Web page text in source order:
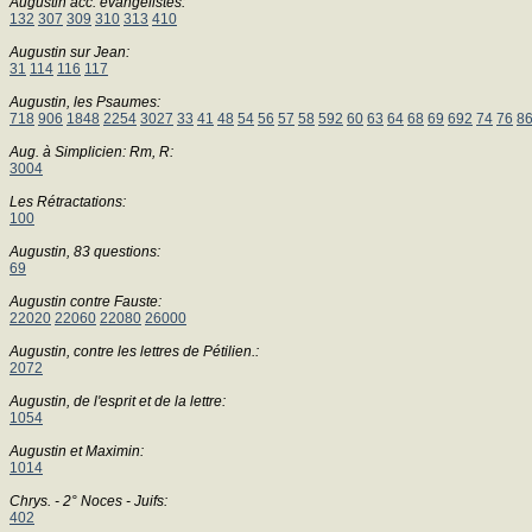
132 307 309 310 313 410
Augustin sur Jean:
31 114 116 117
Augustin, les Psaumes:
718 906 1848 2254 3027 33 41 48 54 56 57 58 592 60 63 64 68 69 692 74 76 86
Aug. à Simplicien: Rm, R:
3004
Les Rétractations:
100
Augustin, 83 questions:
69
Augustin contre Fauste:
22020 22060 22080 26000
Augustin, contre les lettres de Pétilien.:
2072
Augustin, de l'esprit et de la lettre:
1054
Augustin et Maximin:
1014
Chrys. - 2° Noces - Juifs:
402